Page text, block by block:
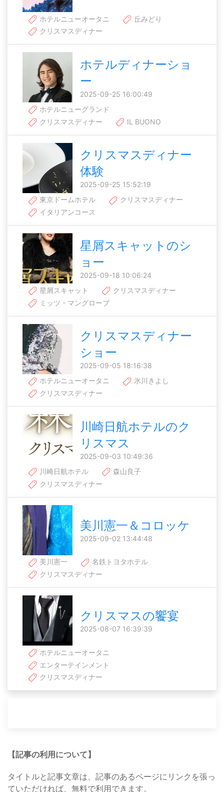
ホテルニューオータニ
丘みどり
クリスマスディナー
ホテルディナーショ
ー
2025-09-25 16:00:49
ホテルニューグランド
クリスマスディナー
IL BUONO
クリスマスディナー
体験
2025-09-25 15:52:19
東京ドームホテル
クリスマスディナー
イタリアンコース
星屑スキャットのシ
ョー
2025-09-18 10:06:24
星屑スキャット
クリスマスディナー
ミッツ・マングローブ
クリスマスディナー
ショー
2025-09-05 18:16:38
ホテルニューオータニ
氷川きよし
クリスマスディナー
川崎日航ホテルのク
リスマス
2025-09-03 10:49:36
川崎日航ホテル
森山良子
クリスマスディナー
美川憲一＆コロッケ
2025-09-02 13:44:48
美川憲一
名鉄トヨタホテル
クリスマスディナー
クリスマスの饗宴
2025-08-07 16:39:39
ホテルニューオータニ
エンターテインメント
クリスマスディナー
【記事の利用について】
タイトルと記事文章は、記事のあるページにリンクを張っ
ていただければ、無料で利用できます。